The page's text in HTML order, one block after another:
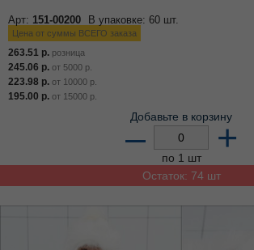
Арт: 151-00200 В упаковке: 60 шт.
Цена от суммы ВСЕГО заказа
263.51 р. розница
245.06 р. от 5000 р.
223.98 р. от 10000 р.
195.00 р. от 15000 р.
Добавьте в корзину
– +
по 1 шт
Остаток: 74 шт